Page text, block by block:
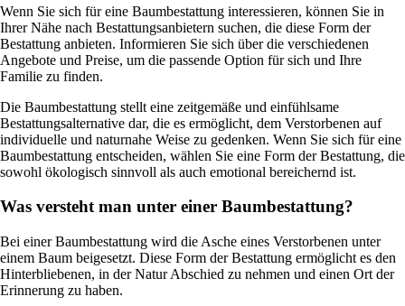
Wenn Sie sich für eine Baumbestattung interessieren, können Sie in
Ihrer Nähe nach Bestattungsanbietern suchen, die diese Form der
Bestattung anbieten. Informieren Sie sich über die verschiedenen
Angebote und Preise, um die passende Option für sich und Ihre
Familie zu finden.
Die Baumbestattung stellt eine zeitgemäße und einfühlsame
Bestattungsalternative dar, die es ermöglicht, dem Verstorbenen auf
individuelle und naturnahe Weise zu gedenken. Wenn Sie sich für eine
Baumbestattung entscheiden, wählen Sie eine Form der Bestattung, die
sowohl ökologisch sinnvoll als auch emotional bereichernd ist.
Was versteht man unter einer Baumbestattung?
Bei einer Baumbestattung wird die Asche eines Verstorbenen unter
einem Baum beigesetzt. Diese Form der Bestattung ermöglicht es den
Hinterbliebenen, in der Natur Abschied zu nehmen und einen Ort der
Erinnerung zu haben.